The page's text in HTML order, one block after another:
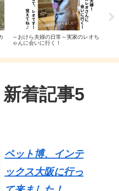
～おけら夫婦の日常～実家のレオち
ゃんに会いに行く！
新着記事5
ペット博、インテ
ックス大阪に行っ